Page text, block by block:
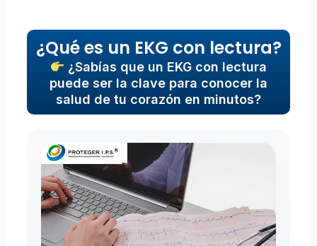
¿Qué es un EKG con lectura?
¿Sabías que un EKG con lectura
puede ser la clave para conocer la
salud de tu corazón en minutos?